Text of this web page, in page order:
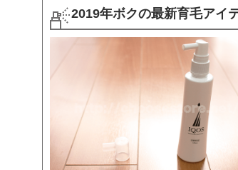
2019年ボクの最新育毛アイ